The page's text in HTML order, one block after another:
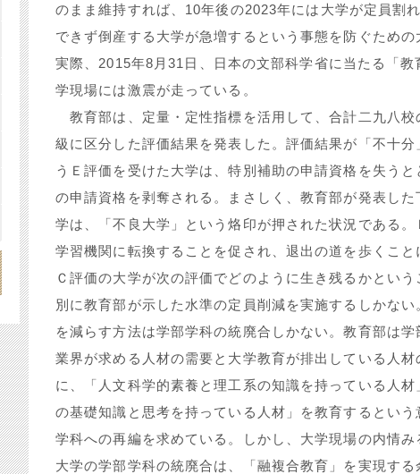
のまま維持すれば、10年後の2023年には大学が定員割
できず倒産する大学が急増するという事態を防ぐため
実際、2015年8月31日、日本の文部科学省に当たる「
学現場には激震が走っている。
教育部は、定量・定性指標を活用して、合計二九八
級に区分した評価結果を発表した。評価結果が「不十
うＥ評価を受けた大学は、特別補助の申請資格を失う
の申請資格を剥奪される。まさしく、教育部が発表し
学は、「不良大学」という烙印が押された状況である
学習機関に転換することを促され、退出の道を歩くこ
Ｃ評価の大学が次の評価でどのように生き残るかとい
別に教育部が示した水準の定員削減を実施するしかな
を減らす方法は学部学科の統廃合しかない。教育部は
業界が求める人材の需要と大学教育が排出している人
に、「人文科学的素養と理工系の知識を持っている人
の基礎知識と思考を持っている人材」を教育するとい
学科への再編を求めている。しかし、大学現場の内情
大学の学部学科の統廃合は、「融複合教育」を実現す